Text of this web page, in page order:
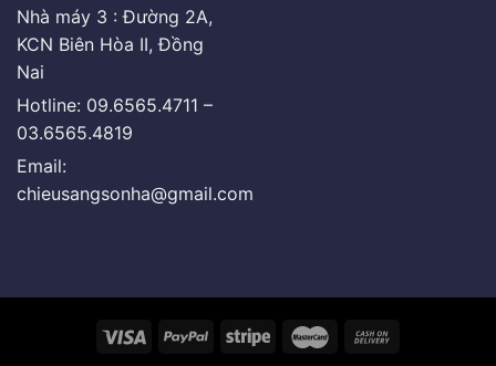
Nhà máy 3 : Đường 2A,
KCN Biên Hòa II, Đồng
Nai
Hotline: 09.6565.4711 –
03.6565.4819
Email:
chieusangsonha@gmail.com